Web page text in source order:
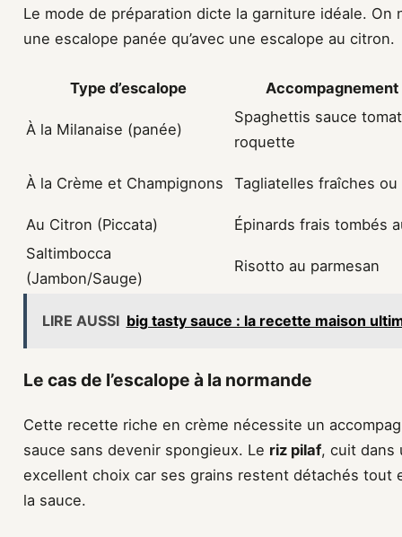
Le mode de préparation dicte la garniture idéale. On
une escalope panée qu’avec une escalope au citron.
Type d’escalope
À la Milanaise (panée)
Spaghettis sauce
roquette
À la Crème et Champignons Tagliatelles fraîches
Au Citron (Piccata)
Épinards frais tombés
Saltimbocca
(Jambon/Sauge)
Risotto au parmesan
LIRE AUSSI big tasty sauce : la recette maison
Le cas de l’escalope à la normande
Cette recette riche en crème nécessite un
sauce sans devenir spongieux. Le riz pilaf, cuit dans
excellent choix car ses grains restent détachés tout
la sauce.